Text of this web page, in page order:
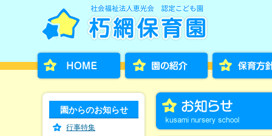
園からのお知らせ
行事特集